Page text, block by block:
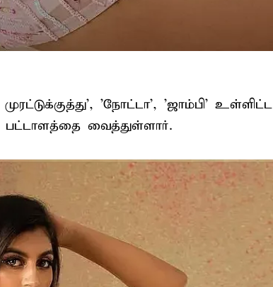
'நோட்டா', 'ஜாம்பி' உள்ளிட்ட
பட்டாளத்தை வைத்துள்ளார்.